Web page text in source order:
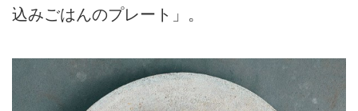
込みごはんのプレート」。